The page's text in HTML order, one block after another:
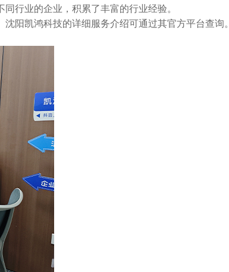
行业的企业，积累了丰富的行业经验。
阳凯鸿科技的详细服务介绍可通过其官方平台查询